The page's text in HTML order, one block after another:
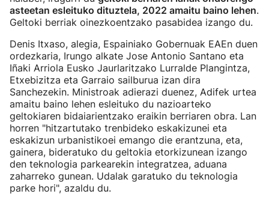
asteetan esleituko dituztela, 2022 amaitu baino lehen.
Geltoki berriak oinezkoentzako pasabidea izango du.
Denis Itxaso, alegia, Espainiako Gobernuak EAEn duen
ordezkaria, Irungo alkate Jose Antonio Santano eta
Iñaki Arriola Eusko Jaurlaritzako Lurralde Plangintza,
Etxebizitza eta Garraio sailburua izan dira
Sanchezekin. Ministroak adierazi duenez, Adifek urtea
amaitu baino lehen esleituko du nazioarteko
geltokiaren bidaiarientzako eraikin berriaren obra. Lan
horren "hitzartutako trenbideko eskakizunei eta
eskakizun urbanistikoei emango die erantzuna, eta,
gainera, bideratuko du geltokia etorkizunean izango
den teknologia parkearekin integratzea, aduana
zaharreko gunean. Udalak garatuko du teknologia
parke hori", azaldu du.